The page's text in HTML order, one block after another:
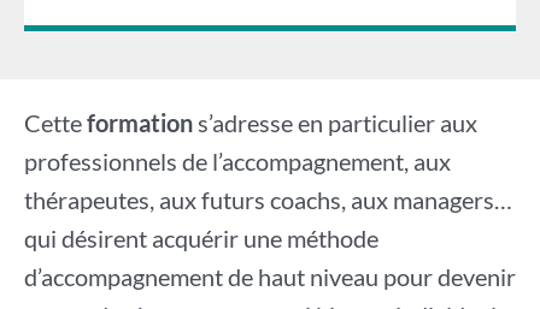
Cetteformations’adresse en particulier aux
professionnels de l’accompagnement, aux
thérapeutes, aux futurs coachs, aux managers…
qui désirent acquérir une méthode
d’accompagnement de haut niveau pour devenir